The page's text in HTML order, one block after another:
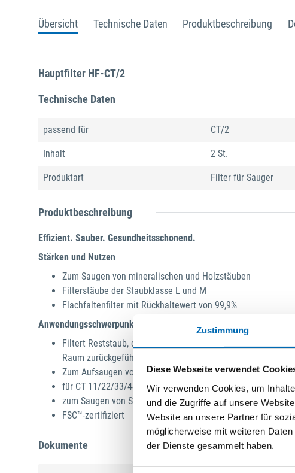
Zustimmung
Diese Webseite verwendet
Wir verwenden Cookies, um
und die Zugriffe auf unsere
Website an unsere Partner für
möglicherweise mit weiteren
der Dienste gesammelt haben.
Übersicht Technische Daten Produktbeschreibung
Hauptfilter HF-CT/2
Technische Daten
passend für CT/2
Inhalt 2 St.
Produktart Filter für Sauger
Produktbeschreibung
Effizient. Sauber. Gesundheitsschonend.
Stärken und Nutzen
Zum Saugen von mineralischen und Holzstäuben
Filterstäube der Staubklasse L und M
Flachfaltenfilter mit Rückhaltewert von 99,9%
Anwendungsschwerpunkte
Filtert Reststaub, der vom Filtersack nicht zurückgehalten
Raum zurückgeführt wird
Zum Aufsaugen von Spachtel, Füller und Lack sowie
für CT 11/22/33/44/55
zum Saugen von Stäuben mit mittlerer Gefährdung der
FSC™-zertifiziert
Dokumente